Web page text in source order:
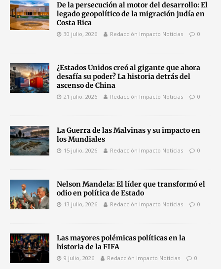
De la persecución al motor del desarrollo: El
legado geopolítico de la migración judía en
Costa Rica
30 julio, 2026 Redacción Impacto Noticias 0
¿Estados Unidos creó al gigante que ahora
desafía su poder? La historia detrás del
ascenso de China
21 julio, 2026 Redacción Impacto Noticias 0
La Guerra de las Malvinas y su impacto en
los Mundiales
15 julio, 2026 Redacción Impacto Noticias 0
Nelson Mandela: El líder que transformó el
odio en política de Estado
13 julio, 2026 Redacción Impacto Noticias 0
Las mayores polémicas políticas en la
historia de la FIFA
9 julio, 2026 Redacción Impacto Noticias 0